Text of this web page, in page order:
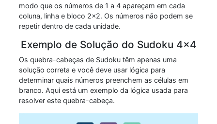
modo que os números de 1 a 4 apareçam em cada
coluna, linha e bloco 2x2. Os números não podem se
repetir dentro de cada unidade.
Exemplo de Solução do Sudoku 4x4
Os quebra-cabeças de Sudoku têm apenas uma
solução correta e você deve usar lógica para
determinar quais números preenchem as células em
branco. Aqui está um exemplo da lógica usada para
resolver este quebra-cabeça.